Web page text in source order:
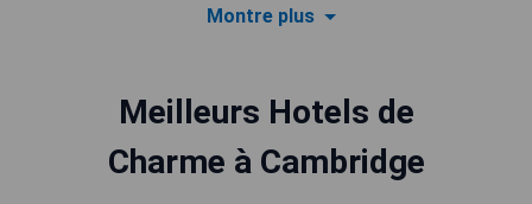
Montre plus
Meilleurs Hotels de
Charme à Cambridge